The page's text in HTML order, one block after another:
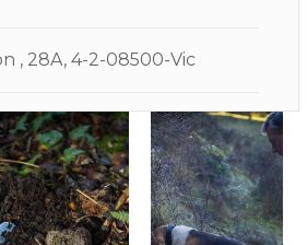
, 28A, 4-2-08500-Vic